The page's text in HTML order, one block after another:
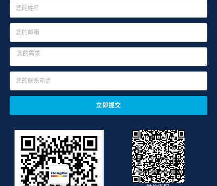
立即提交